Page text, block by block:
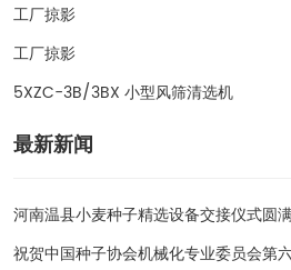
工厂掠影
工厂掠影
5XZC-3B/3BX 小型风筛清选机
最新新闻
河南温县小麦种子精选设备交接仪式圆
祝贺中国种子协会机械化专业委员会第